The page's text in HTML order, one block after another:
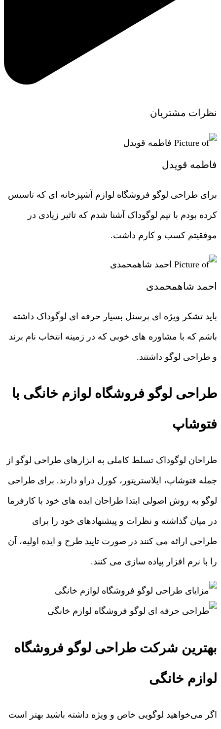
نظرات مشتریان
فاطمه قویدل
برای طراحی لوگو فروشگاه لوازم آشپزخانه ای که تاسیس
کرده بودم با تیم لوگوداک آشنا شدم که تاثیر زیادی در
موفقیتم کسب و کارم داشت.
احمد شاهمحمدی
باید تشکر ویژه ای پرسنل بسیار حرفه ای لوگوداک داشته
باشم که با مشاوره های خوبی که در زمینه انتخاب نام برند
و طراحی لوگو داشتند.
طراحی لوگو فروشگاه لوازم خانگی با
فتوشاپ
طراحان لوگوداک تسلط کاملی به ابزارهای طراحی لوگو از
جمله فتوشاپ، ایلاستریتور، کورل دراو دارند. برای طراحی
لوگو به روش اصولی ابتدا طراحان ایده های خود با کارفرما
در میان گذاشته و نظرات و پیشنهادهای خود را برای
طراحی ارائه می کنند در صورت تایید طرح و ایده اولیه، آن
را با نرم افزار پیاده سازی می کنند.
بهترین شرکت طراحی لوگو فروشگاه
لوازم خانگی
اگر می‌خواهید لوگویی خاص و ویژه داشته باشید بهتر است